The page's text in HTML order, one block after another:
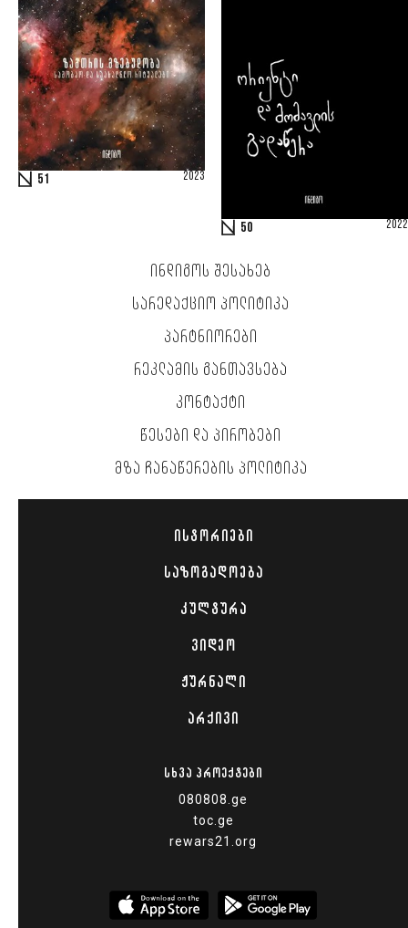
51 2023
50 2022
ᲘᲜᲓᲘᲒᲝᲡ ᲨᲔᲡᲐᲮᲔᲑ
ᲡᲐᲠᲔᲓᲐᲥᲪᲘᲝ ᲞᲝᲚᲘᲢᲘᲙᲐ
ᲞᲐᲠᲢᲜᲘᲝᲠᲔᲑᲘ
ᲠᲔᲙᲚᲐᲛᲘᲡ ᲒᲐᲜᲗᲐᲕᲡᲔᲑᲐ
ᲙᲝᲜᲢᲐᲥᲢᲘ
ᲬᲔᲡᲔᲑᲘ ᲓᲐ ᲞᲘᲠᲝᲑᲔᲑᲘ
ᲛᲖᲐ ᲩᲐᲜᲐᲬᲔᲠᲔᲑᲘᲡ ᲞᲝᲚᲘᲢᲘᲙᲐ
ᲘᲡᲢᲝᲠᲘᲔᲑᲘ
ᲡᲐᲖᲝᲒᲐᲓᲝᲔᲑᲐ
ᲙᲣᲚᲢᲣᲠᲐ
ᲕᲘᲓᲔᲝ
ᲟᲣᲠᲜᲐᲚᲘ
ᲐᲠᲥᲘᲕᲘ
ᲡᲮᲕᲐ ᲞᲠᲝᲔᲥᲢᲔᲑᲘ
080808.ge
toc.ge
rewars21.org